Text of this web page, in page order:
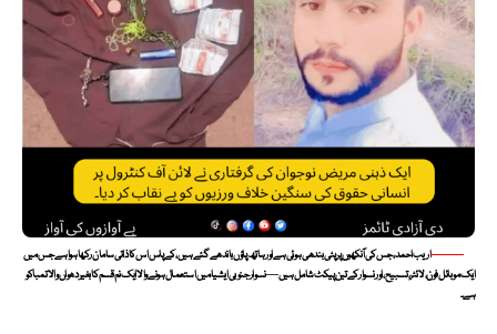
اریب احمد، جس کی آنکھوں پر پٹی بندھی ہوئی ہے اور ہاتھ پاؤں باندھے گئے ہیں، کے پاس اس کا ذاتی سامان رکھا ہوا ہے جس میں
ایک موبائل فون، لائٹر، تسبیح، اور نسوار کے تین پیکٹ شامل ہیں — نسوار جنوبی ایشیا میں استعمال ہونے والا ایک نم قسم کا بغیر دھواں والا تمباکو
ہے۔